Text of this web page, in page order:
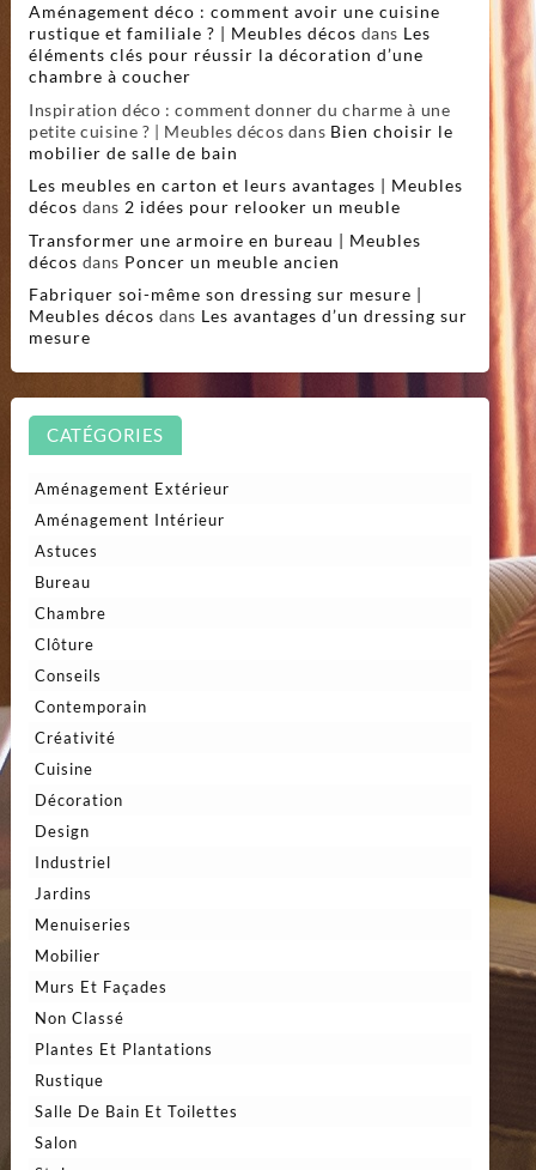
Aménagement déco : comment avoir une cuisine
rustique et familiale ? | Meubles décos dans Les
éléments clés pour réussir la décoration d’une
chambre à coucher
Inspiration déco : comment donner du charme à une
petite cuisine ? | Meubles décos dans Bien choisir le
mobilier de salle de bain
Les meubles en carton et leurs avantages | Meubles
décos dans 2 idées pour relooker un meuble
Transformer une armoire en bureau | Meubles
décos dans Poncer un meuble ancien
Fabriquer soi-même son dressing sur mesure |
Meubles décos dans Les avantages d’un dressing sur
mesure
CATÉGORIES
Aménagement Extérieur
Aménagement Intérieur
Astuces
Bureau
Chambre
Clôture
Conseils
Contemporain
Créativité
Cuisine
Décoration
Design
Industriel
Jardins
Menuiseries
Mobilier
Murs Et Façades
Non Classé
Plantes Et Plantations
Rustique
Salle De Bain Et Toilettes
Salon